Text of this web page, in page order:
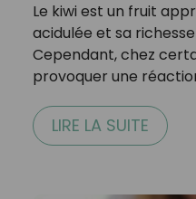
Le kiwi est un fruit
acidulée et sa
Cependant, chez
provoquer une
LIRE LA SUITE